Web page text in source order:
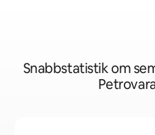
Snabbstatistik om